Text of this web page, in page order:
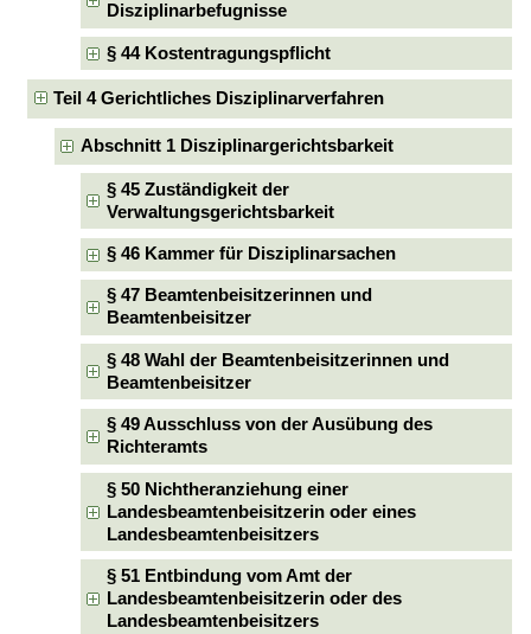
Disziplinarbefugnisse
§ 44 Kostentragungspflicht
Teil 4 Gerichtliches Disziplinarverfahren
Abschnitt 1 Disziplinargerichtsbarkeit
§ 45 Zuständigkeit der
Verwaltungsgerichtsbarkeit
§ 46 Kammer für Disziplinarsachen
§ 47 Beamtenbeisitzerinnen und
Beamtenbeisitzer
§ 48 Wahl der Beamtenbeisitzerinnen und
Beamtenbeisitzer
§ 49 Ausschluss von der Ausübung des
Richteramts
§ 50 Nichtheranziehung einer
Landesbeamtenbeisitzerin oder eines
Landesbeamtenbeisitzers
§ 51 Entbindung vom Amt der
Landesbeamtenbeisitzerin oder des
Landesbeamtenbeisitzers